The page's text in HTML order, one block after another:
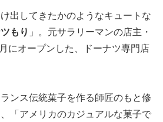
出してきたかのようなキュートな
もり 」。元サラリーマンの店主・
にオープンした、ドーナツ専門店
ンス伝統菓子を作る師匠のもと修
「アメリカのカジュアルな菓子で